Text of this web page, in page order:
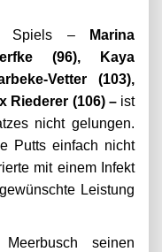
Spiels –
Marina
(96), Kaya
Vetter (103),
Riederer (106) – ist
nicht gelungen.
Putts einfach nicht
mit einem Infekt
Leistung
seinen